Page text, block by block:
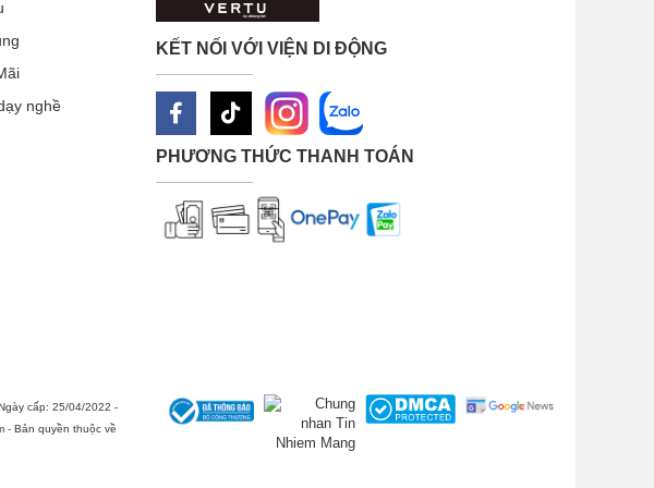
nghề
KẾT NỐI VỚI VIỆN DI ĐỘNG
PHƯƠNG THỨC THANH TOÁN
cấp: 25/04/2022 -
- Bản quyền thuộc về